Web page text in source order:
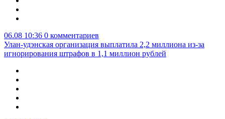
06.08 10:36 0 комментариев
Улан-удэнская организация выплатила 2,2 миллиона из-за
игнорирования штрафов в 1,1 миллион рублей